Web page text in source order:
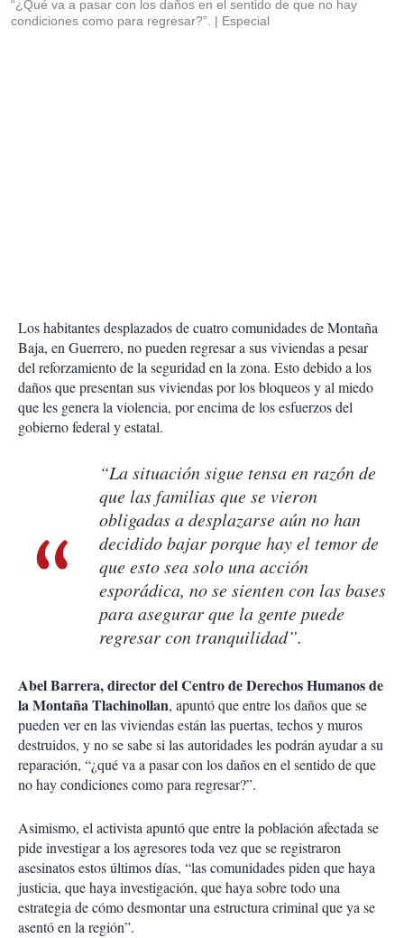
“¿Qué va a pasar con los daños en el sentido de que no hay
condiciones como para regresar?”.
Especial
Los habitantes desplazados de cuatro comunidades de Montaña
Baja, en Guerrero, no pueden regresar a sus viviendas a pesar
del reforzamiento de la seguridad en la zona. Esto debido a los
daños que presentan sus viviendas por los bloqueos y al miedo
que les genera la violencia, por encima de los esfuerzos del
gobierno federal y estatal.
“La situación sigue tensa en razón de
que las familias que se vieron
obligadas a desplazarse aún no han
decidido bajar porque hay el temor de
que esto sea solo una acción
esporádica, no se sienten con las bases
para asegurar que la gente puede
regresar con tranquilidad”.
Abel Barrera, director del Centro de Derechos Humanos de
la Montaña Tlachinollan, apuntó que entre los daños que se
pueden ver en las viviendas están las puertas, techos y muros
destruidos, y no se sabe si las autoridades les podrán ayudar a su
reparación, “¿qué va a pasar con los daños en el sentido de que
no hay condiciones como para regresar?”.
Asimismo, el activista apuntó que entre la población afectada se
pide investigar a los agresores toda vez que se registraron
asesinatos estos últimos días, “las comunidades piden que haya
justicia, que haya investigación, que haya sobre todo una
estrategia de cómo desmontar una estructura criminal que ya se
asentó en la región”.